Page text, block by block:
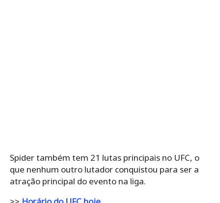
Spider também tem 21 lutas principais no UFC, o
que nenhum outro lutador conquistou para ser a
atração principal do evento na liga.